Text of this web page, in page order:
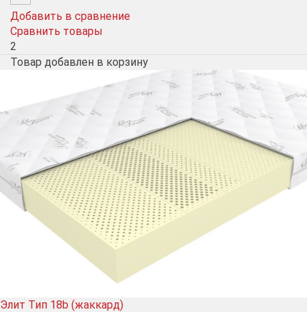
Добавить в сравнение
Сравнить товары
2
Товар добавлен в корзину
Элит Тип 18b (жаккард)